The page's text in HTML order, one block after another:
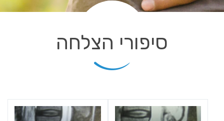
סיפורי הצלחה